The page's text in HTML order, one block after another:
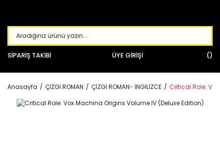
SİPARİŞ TAKİBİ ÜYE GİRİŞİ
Anasayfa ÇİZGİ ROMAN ÇİZGİ ROMAN- İNGİLİZCE Critical Role: